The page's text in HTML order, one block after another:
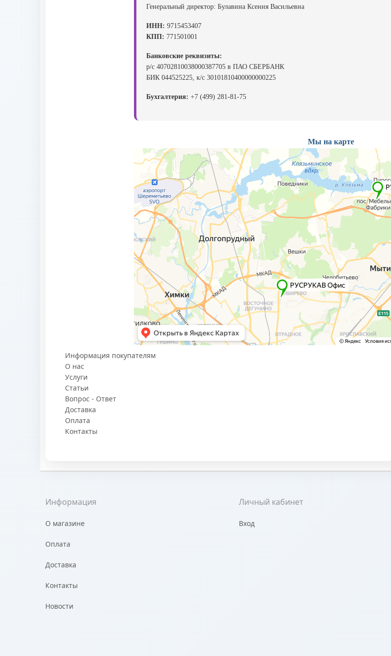
Генеральный директор: Булавина Ксения Васильевна
ИНН: 9715453407
КПП: 771501001
Банковские реквизиты:
р/с 40702810038000387705 в ПАО СБЕРБАНК
БИК 044525225, к/с 30101810400000000225
Бухгалтерия: +7 (499) 281-81-75
Мы на карте
Информация покупателям
О нас
Услуги
Статьи
Вопрос - Ответ
Доставка
Оплата
Контакты
Информация
О магазине
Оплата
Доставка
Контакты
Новости
Личный кабинет
Вход